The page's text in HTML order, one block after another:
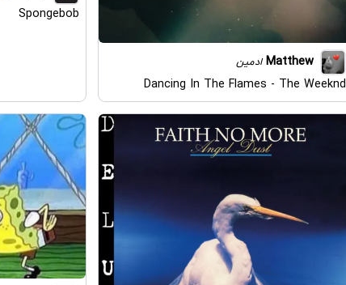
Matthew ادمین
Dancing In The Flames - The Weeknd
Spongebob